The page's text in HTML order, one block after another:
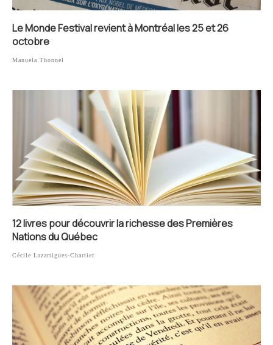
Le Monde Festival revient à Montréal les 25 et 26
octobre
Manuela Thonnel
12 livres pour découvrir la richesse des Premières
Nations du Québec
Cécile Lazartigues-Chartier